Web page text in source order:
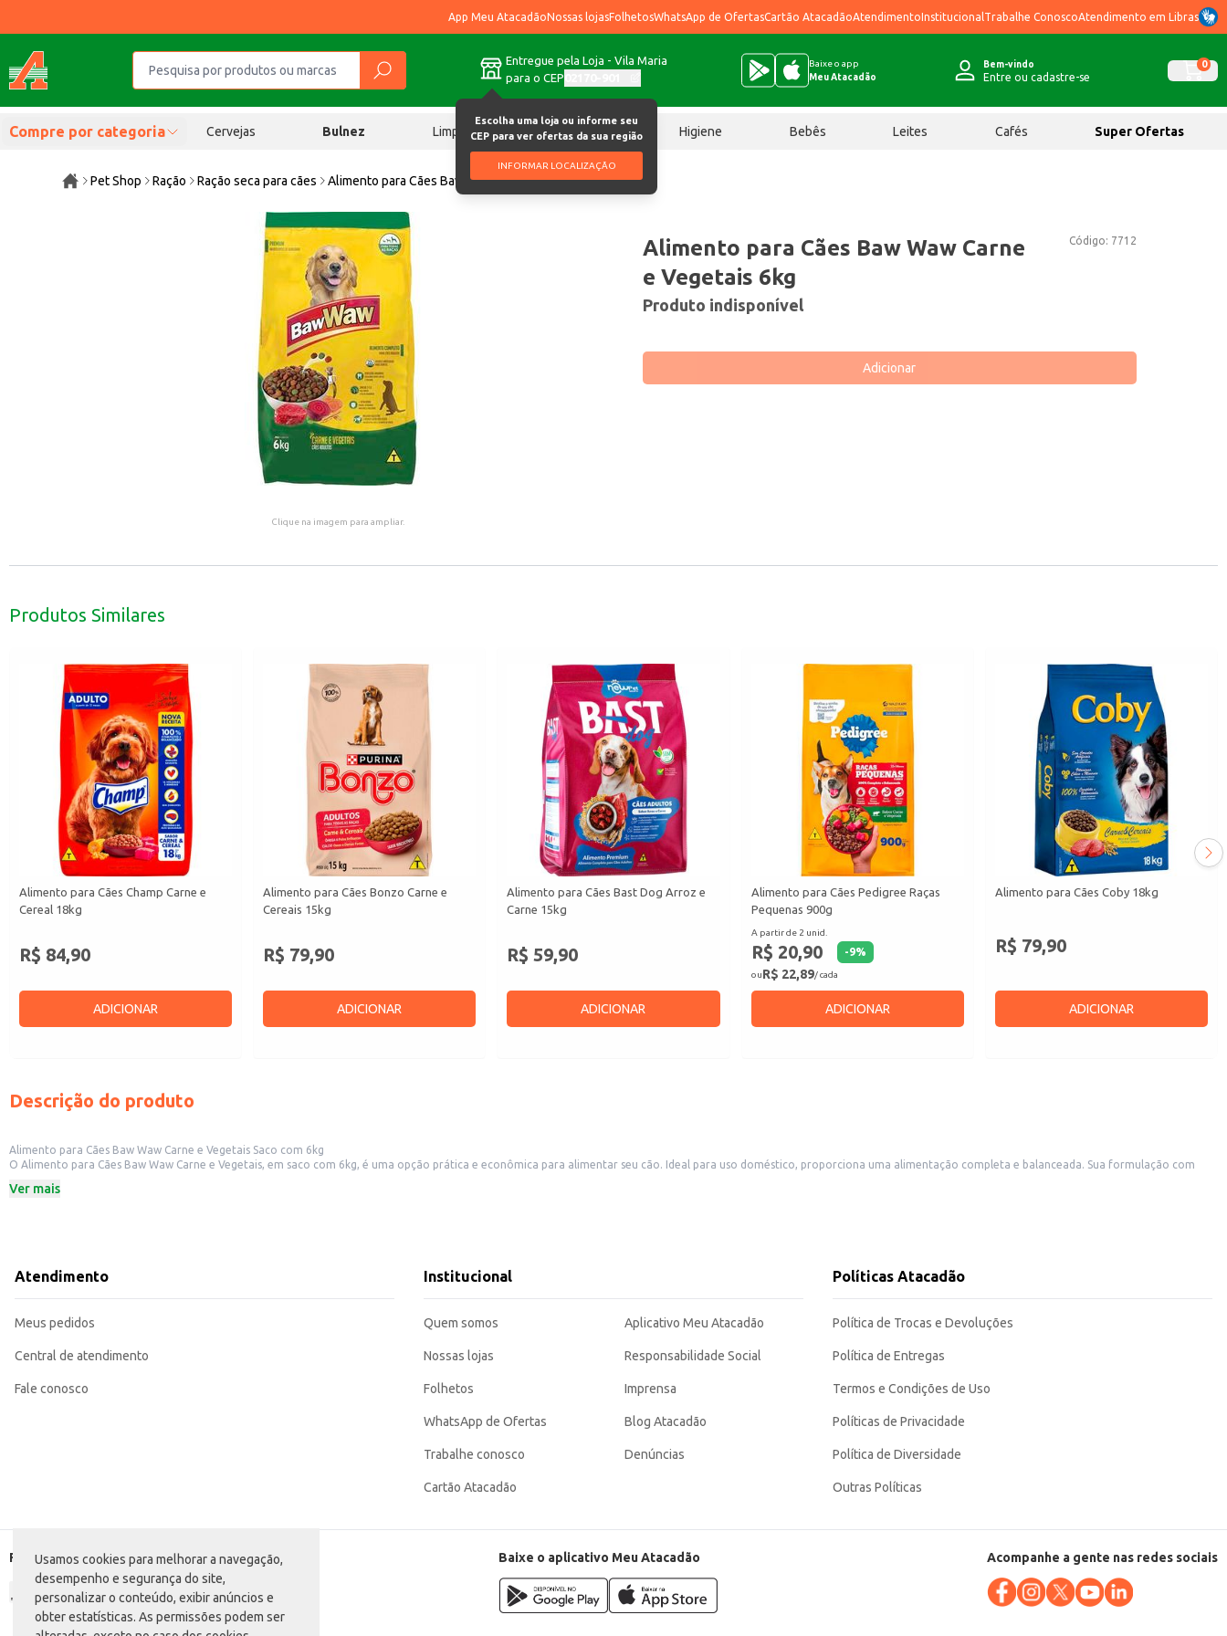
Usamos cookies para melhorar a navegação,
desempenho e segurança do site,
personalizar o conteúdo, exibir anúncios e
obter estatísticas. As permissões podem ser
App Meu AtacadãoNossas lojasFolhetosWhatsApp de OfertasCartão AtacadãoAtendimentoInstitucional Trabalhe ConoscoAtendimento em Libras
Entregue pela Loja - Vila Maria
para o CEP
Escolha uma loja ou informe seu
CEP para ver ofertas da sua região
INFORMAR LOCALIZAÇÃO
Baixe o app
Meu Atacadão
Bem-vindo
Entre ou cadastre-se
0
Compre por categoria Cervejas Bulnez Limpeza Chocolates Higiene Bebês Leites Cafés Super Ofertas
Pet Shop Ração Ração seca para cães Alimento para Cães Baw Waw Carne e Vegetais 6kg
Clique na imagem para ampliar.
Código: 7712
Alimento para Cães Baw Waw Carne
e Vegetais 6kg
Produto indisponível
Adicionar
Produtos Similares
Alimento para Cães Champ Carne e
Cereal 18kg
R$ 84,90
ADICIONAR
Alimento para Cães Bonzo Carne e
Cereais 15kg
R$ 79,90
ADICIONAR
Alimento para Cães Bast Dog Arroz e
Carne 15kg
R$ 59,90
ADICIONAR
Alimento para Cães Pedigree Raças
Pequenas 900g
A partir de 2 unid.
R$ 20,90 -9%
ouR$ 22,89/ cada
ADICIONAR
Alimento para Cães Coby 18kg
R$ 79,90
ADICIONAR
Descrição do produto
Alimento para Cães Baw Waw Carne e Vegetais Saco com 6kg
O Alimento para Cães Baw Waw Carne e Vegetais, em saco com 6kg, é uma opção prática e econômica para alimentar seu cão. Ideal para uso doméstico, proporciona uma alimentação completa e balanceada. Sua formulação com
Embalagem: Saco de 6kg
Armazene o produto em local seco e arejado, após aberto, mantenha a embalagem bem fechada.
O Alimento para Cães Baw Waw Carne e Vegetais oferece uma opção de alimentação completa e saborosa para o seu cão, garantindo praticidade e economia para o seu dia a dia.
Ver mais
Atendimento
Meus pedidos
Central de atendimento
Fale conosco
Institucional
Quem somos
Nossas lojas
Folhetos
WhatsApp de Ofertas
Trabalhe conosco
Cartão Atacadão
Aplicativo Meu Atacadão
Responsabilidade Social
Imprensa
Blog Atacadão
Denúncias
Políticas Atacadão
Política de Trocas e Devoluções
Política de Entregas
Termos e Condições de Uso
Políticas de Privacidade
Política de Diversidade
Outras Políticas
Formas de pagamento Baixe o aplicativo Meu Atacadão Acompanhe a gente nas redes sociais